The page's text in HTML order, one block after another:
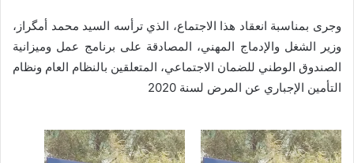
وجرى بمناسبة انعقاد هذا الاجتماع، الذي ترأسه السيد محمد أمگراز،
وزير الشغل والإدماج المهني، المصادقة على برنامج عمل وميزانية
الصندوق الوطني للضمان الاجتماعي، المتعلقين بالنظام العام ونظام
التأمين الإجباري عن المرض لسنة 2020